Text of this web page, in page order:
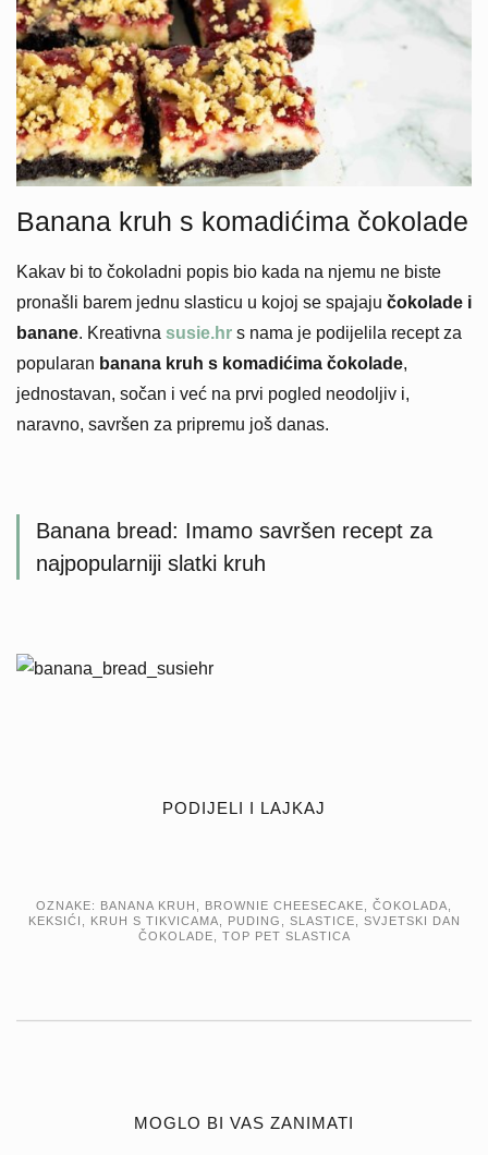
Banana kruh s komadićima čokolade
Kakav bi to čokoladni popis bio kada na njemu ne biste
pronašli barem jednu slasticu u kojoj se spajaju čokolade i
banane. Kreativna susie.hr s nama je podijelila recept za
popularan banana kruh s komadićima čokolade,
jednostavan, sočan i već na prvi pogled neodoljiv i,
naravno, savršen za pripremu još danas.
Banana bread: Imamo savršen recept za
najpopularniji slatki kruh
PODIJELI I LAJKAJ
OZNAKE: BANANA KRUH BROWNIE CHEESECAKE ČOKOLADA
KEKSIĆI
KRUH S TIKVICAMA PUDING SLASTICE
SVJETSKI DAN
ČOKOLADE
TOP PET SLASTICA
MOGLO BI VAS ZANIMATI